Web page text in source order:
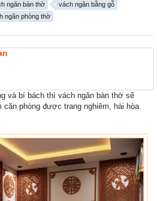
ngăn bàn thờ
vách ngăn bằng gỗ
ngăn phòng thờ
và bí bách thì vách ngăn bàn thờ sẽ
căn phòng được trang nghiêm, hài hòa